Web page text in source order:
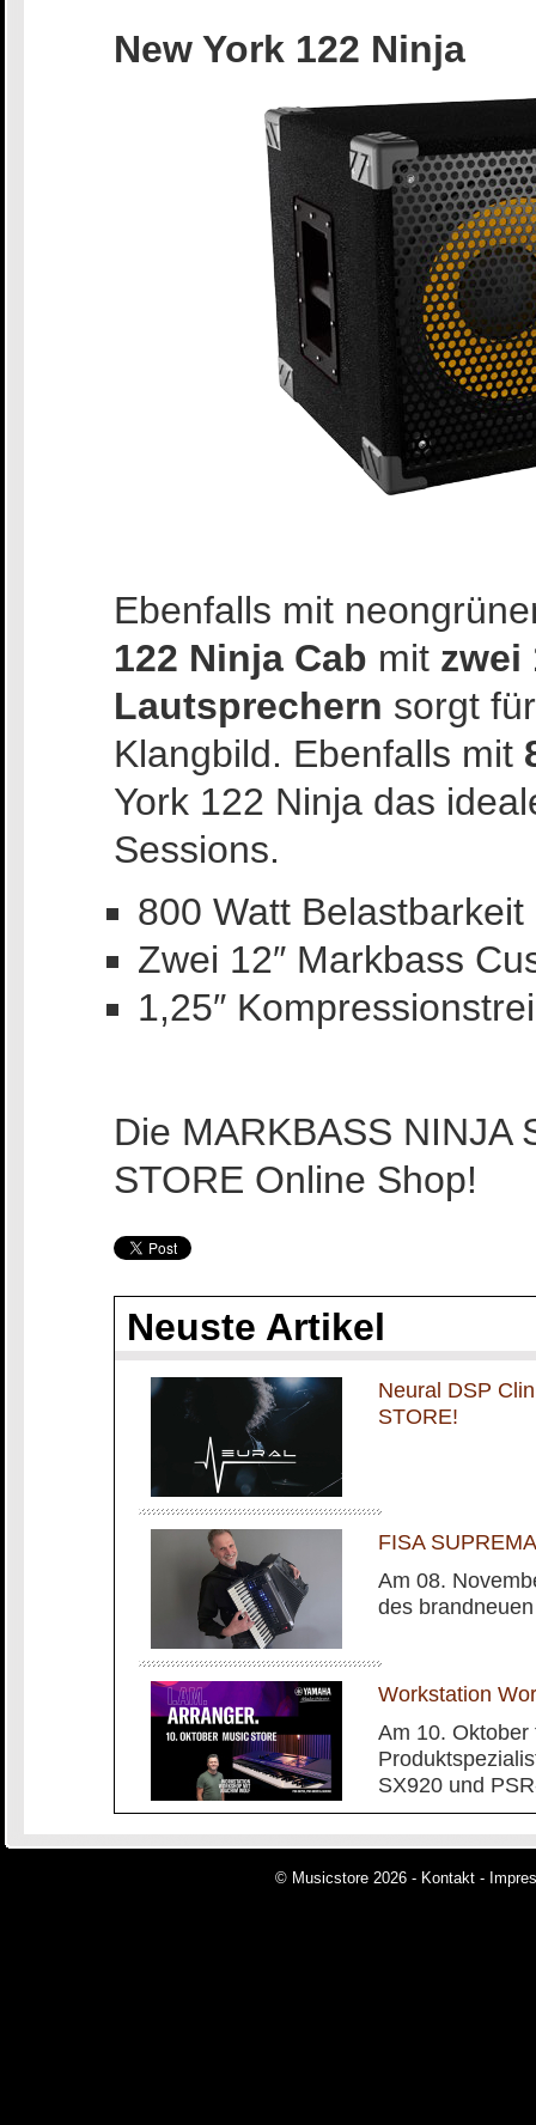
New York 122 Ninja
Ebenfalls mit
122 Ninja Cab mit zwei
Lautsprechern sorgt
Klangbild. Ebenfalls mit
York 122 Ninja das
Sessions.
800 Watt Belastbarkeit
Zwei 12″ Markbass
1,25″
Die MARKBASS NINJA
STORE Online Shop!
Neuste Artikel
Neural DSP
STORE!
FISA
Am 08.
des
Workstation
Am 10.
SX920 und
© Musicstore 2026 - Kontakt -